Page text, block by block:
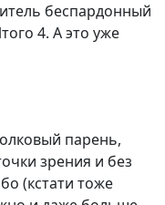
беспардонный
4. А это уже
парень,
зрения и без
(кстати тоже